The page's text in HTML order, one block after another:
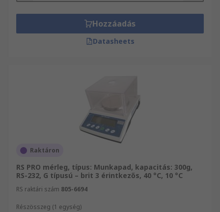
Hozzáadás
Datasheets
Raktáron
RS PRO mérleg, típus: Munkapad, kapacitás: 300g,
RS-232, G típusú – brit 3 érintkezős, 40 °C, 10 °C
RS raktári szám 805-6694
Részösszeg (1 egység)